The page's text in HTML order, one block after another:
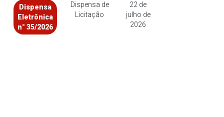
Dispensa
Eletrônica
n° 35/2026
Dispensa de
Licitação
22 de
julho de
2026